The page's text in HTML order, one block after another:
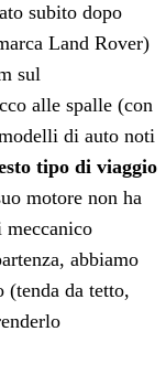
subito dopo
Land Rover)
sul
alle spalle (con
di auto noti
tipo di viaggio
motore non ha
abbiamo
(tenda da tetto,